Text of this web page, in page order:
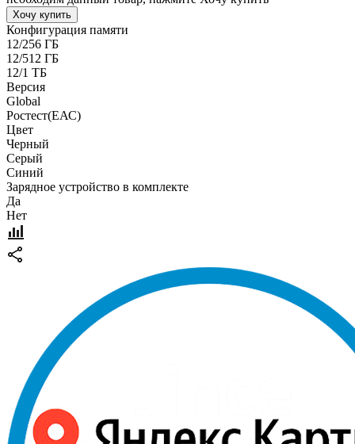
Хочу купить
Конфигурация памяти
12/256 ГБ
12/512 ГБ
12/1 ТБ
Версия
Global
Pостест(ЕАС)
Цвет
Черный
Серый
Синий
Зарядное устройство в комплекте
Да
Нет